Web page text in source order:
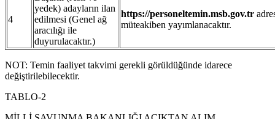
4
yedek) adayların ilan
edilmesi (Genel ağ
aracılığı ile
duyurulacaktır.)
https://personeltemin.msb.gov.tr
müteakiben yayımlanacaktır.
NOT: Temin faaliyet takvimi gerekli görüldüğünde idarece
değiştirilebilecektir.
TABLO-2